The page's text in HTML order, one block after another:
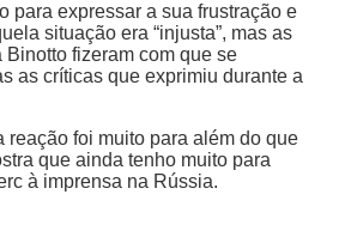
para expressar a sua frustração e
situação era “injusta”, mas as
fizeram com que se
as críticas que exprimiu durante a
reação foi muito para além do que
que ainda tenho muito para
à imprensa na Rússia.